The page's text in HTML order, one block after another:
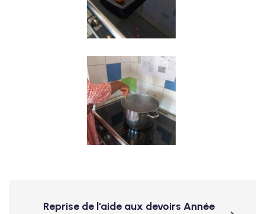
Reprise de l'aide aux devoirs Année